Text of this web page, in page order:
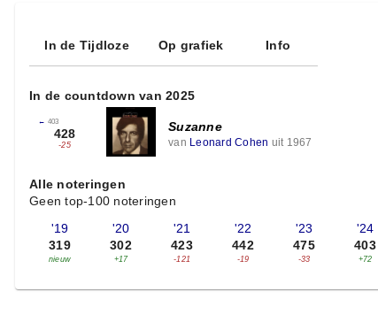
In de Tijdloze Op grafiek Info
In de countdown van 2025
← 403
428
-25
Suzanne
van Leonard Cohen uit 1967
Alle noteringen
Geen top-100 noteringen
'19
319
nieuw
'20
302
+17
'21
423
-121
'22
442
-19
'23
475
-33
'24
403
+72